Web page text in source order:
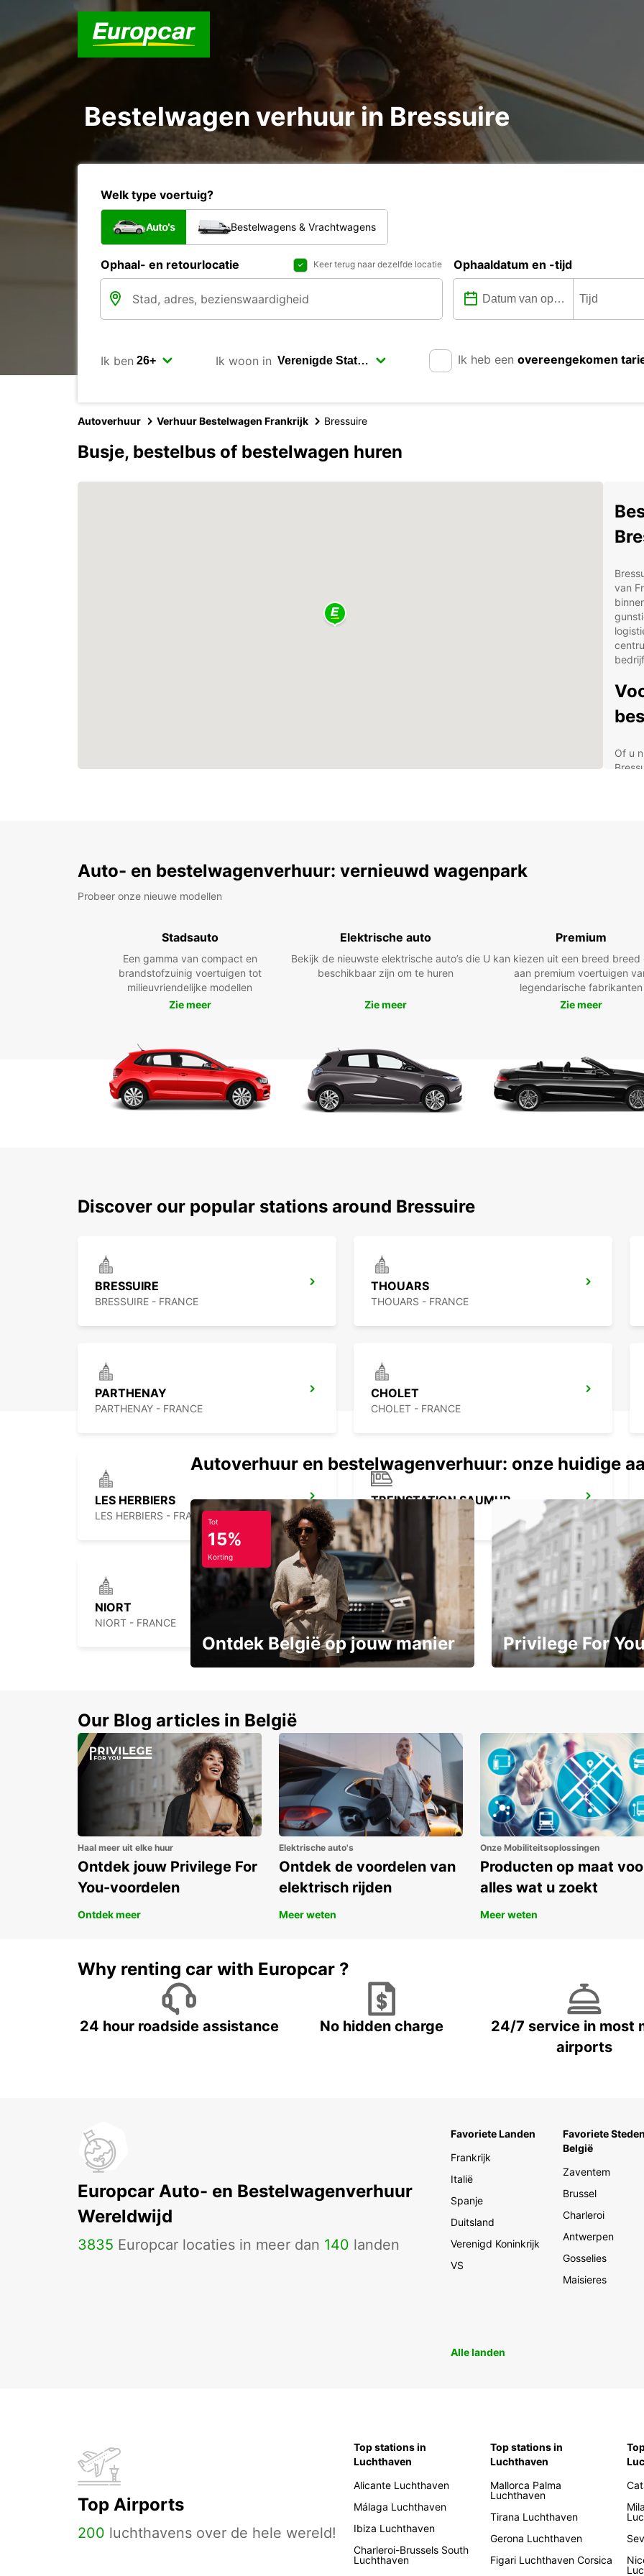
Bestelwagen verhuur in Bressuire
Welk type voertuig?
Auto's Bestelwagens & Vrachtwagens
Ophaal- en retourlocatie Keer terug naar dezelfde locatie Ophaaldatum en -tijd
Ik ben Ik woon in Ik heb een overeengekomen
Autoverhuur Verhuur Bestelwagen Frankrijk Bressuire
Busje, bestelbus of bestelwagen huren
van
Of u
tot
Met
Auto- en bestelwagenverhuur: vernieuwd wagenpark
Probeer onze nieuwe modellen
Stadsauto
Een gamma van compact en
brandstofzuinig voertuigen tot
milieuvriendelijke modellen
Zie meer
Elektrische auto
Bekijk de nieuwste elektrische auto’s die
beschikbaar zijn om te huren
Zie meer
Premium
U kan kiezen uit een breed breed
aan premium voertuigen
legendarische fabrikanten
Zie meer
Discover our popular stations around Bressuire
BRESSUIRE
BRESSUIRE - FRANCE
THOUARS
THOUARS - FRANCE
PARTHENAY
PARTHENAY - FRANCE
CHOLET
CHOLET - FRANCE
LES HERBIERS
LES HERBIERS - FRANCE
TREINSTATION SAUMUR
SAUMUR - FRANCE
NIORT
NIORT - FRANCE
Autoverhuur en bestelwagenverhuur: onze huidige
Tot
15%
Korting
Ontdek België op jouw manier Privilege For
Our Blog articles in België
Haal meer uit elke huur
Ontdek jouw Privilege For
You-voordelen
Ontdek meer
Elektrische auto's
Ontdek de voordelen van
elektrisch rijden
Meer weten
Onze Mobiliteitsoplossingen
Producten op maat
alles wat u zoekt
Meer weten
Why renting car with Europcar ?
24 hour roadside assistance No hidden charge
24/7 service in most
airports
Europcar Auto- en Bestelwagenverhuur
Wereldwijd
3835 Europcar locaties in meer dan 140 landen
Favoriete Landen
Frankrijk
Italië
Spanje
Duitsland
Verenigd Koninkrijk
VS
Favoriete
België
Zaventem
Brussel
Charleroi
Antwerpen
Gosselies
Maisieres
Alle landen
Top Airports
200 luchthavens over de hele wereld!
Top stations in
Luchthaven
Alicante Luchthaven
Málaga Luchthaven
Ibiza Luchthaven
Charleroi-Brussels South
Luchthaven
Top stations in
Luchthaven
Mallorca Palma
Luchthaven
Tirana Luchthaven
Gerona Luchthaven
Figari Luchthaven Corsica